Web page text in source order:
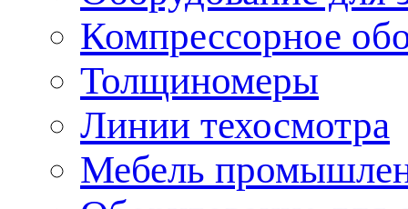
Компрессорное
Толщиномеры
Линии техосмотра
Мебель